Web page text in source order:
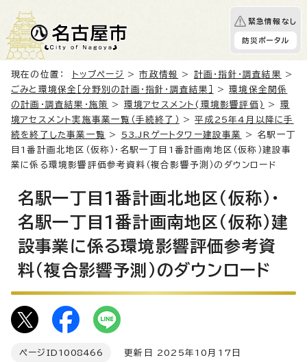
緊急情報なし
防災ポータル
現在の位置： トップページ >市政情報 > 計画・指針・調査結果
>
ごみと環境保全［分野別の計画・指針・調査結果］
>環境保全関係
の計画・調査結果・施策
> 環境アセスメント(環境影響評価) > 環
境アセスメント実施事業一覧（手続終了）
>平成25年4月以降に手
続を終了した事業一覧
> 53.JRゲートタワー建設事業
> 名駅一丁
目1番計画北地区（仮称）・名駅一丁目1番計画南地区（仮称）建設事
業に係る環境影響評価参考資料（複合影響予測）のダウンロード
名駅一丁目1番計画北地区（仮称）・
名駅一丁目1番計画南地区（仮称）建
設事業に係る環境影響評価参考資
料（複合影響予測）のダウンロード
ページID 1008466 更新日 2025年10月17日